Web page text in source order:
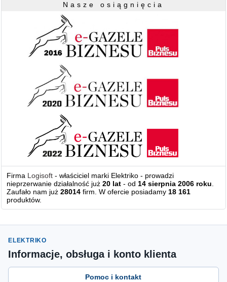
Nasze osiągnięcia
Firma Logisoft - właściciel marki Elektriko - prowadzi
nieprzerwanie działalność już20 lat - od14 sierpnia 2006 roku.
Zaufało nam już28014 firm. W ofercie posiadamy18 161
produktów.
ELEKTRIKO
Informacje, obsługa i konto klienta
Pomoc i kontakt